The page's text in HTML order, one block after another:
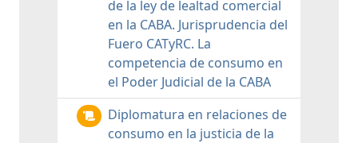
de la ley de lealtad comercial
en la CABA. Jurisprudencia del
Fuero CATyRC. La
competencia de consumo en
el Poder Judicial de la CABA
Diplomatura en relaciones de
consumo en la justicia de la